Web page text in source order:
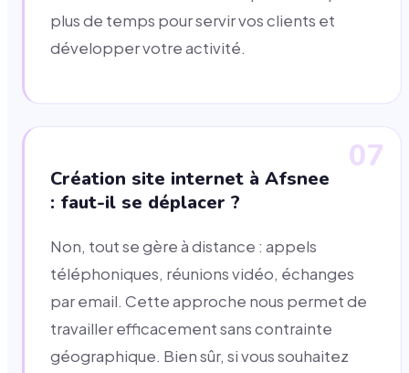
plus de temps pour servir vos clients et
développer votre activité.
07
Création site internet à Afsnee
: faut-il se déplacer ?
Non, tout se gère à distance : appels
téléphoniques, réunions vidéo, échanges
par email. Cette approche nous permet de
travailler efficacement sans contrainte
géographique. Bien sûr, si vous souhaitez